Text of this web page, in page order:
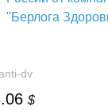
dv
$